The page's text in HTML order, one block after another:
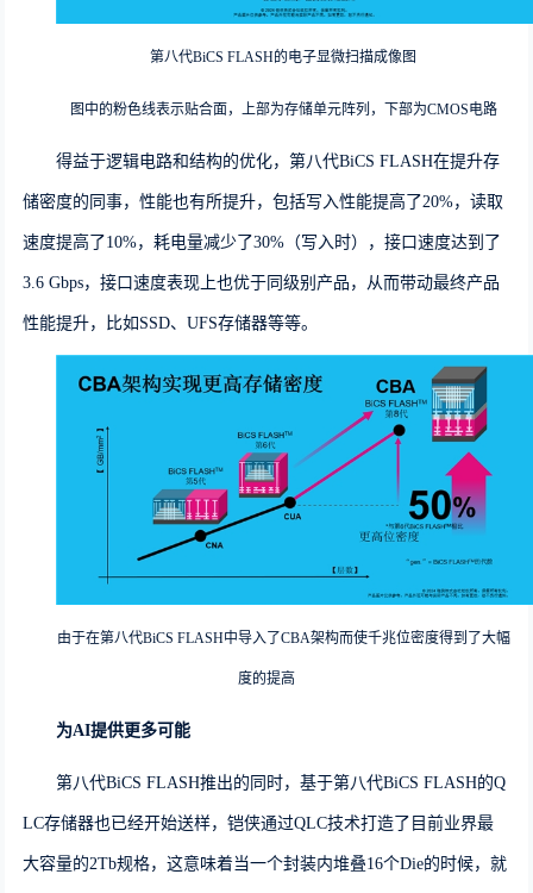
第八代BiCS FLASH的电⼦显微扫描成像图
图中的粉色线表示贴合面，上部为存储单元阵列，下部为CMOS电路
得益于逻辑电路和结构的优化，第八代BiCS FLASH在提升存
储密度的同事，性能也有所提升，包括写入性能提高了20%，读取
速度提高了10%，耗电量减少了30%（写入时），接口速度达到了
3.6 Gbps，接口速度表现上也优于同级别产品，从而带动最终产品
性能提升，比如SSD、UFS存储器等等。
由于在第八代BiCS FLASH中导入了CBA架构而使千兆位密度得到了大幅
度的提高
为AI提供更多可能
第八代BiCS FLASH推出的同时，基于第八代BiCS FLASH的Q
LC存储器也已经开始送样，铠侠通过QLC技术打造了目前业界最
大容量的2Tb规格，这意味着当一个封装内堆叠16个Die的时候，就